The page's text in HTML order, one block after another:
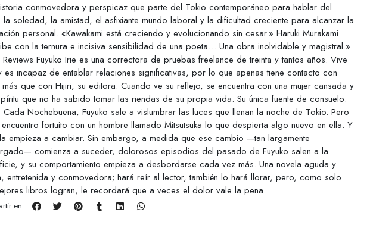
conmovedora y perspicaz que parte del Tokio contemporáneo para hablar del
la soledad, la amistad, el asfixiante mundo laboral y la dificultad creciente para alcanzar la
personal. «Kawakami está creciendo y evolucionando sin cesar.» Haruki Murakami
con la ternura e incisiva sensibilidad de una poeta… Una obra inolvidable y magistral.»
Reviews Fuyuko Irie es una correctora de pruebas freelance de treinta y tantos años. Vive
es incapaz de entablar relaciones significativas, por lo que apenas tiene contacto con
que con Hijiri, su editora. Cuando ve su reflejo, se encuentra con una mujer cansada y
que no ha sabido tomar las riendas de su propia vida. Su única fuente de consuelo:
Cada Nochebuena, Fuyuko sale a vislumbrar las luces que llenan la noche de Tokio. Pero
fortuito con un hombre llamado Mitsutsuka lo que despierta algo nuevo en ella. Y
empieza a cambiar. Sin embargo, a medida que ese cambio —tan largamente
comienza a suceder, dolorosos episodios del pasado de Fuyuko salen a la
y su comportamiento empieza a desbordarse cada vez más. Una novela aguda y
entretenida y conmovedora; hará reír al lector, también lo hará llorar, pero, como solo
libros logran, le recordará que a veces el dolor vale la pena.
en: